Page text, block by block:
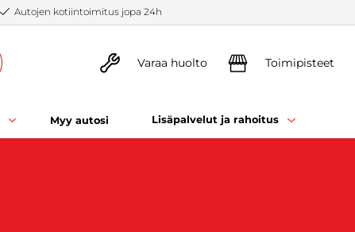
Autojen kotiintoimitus jopa 24h
Varaa huolto Toimipisteet
Myy autosi Lisäpalvelut ja rahoitus